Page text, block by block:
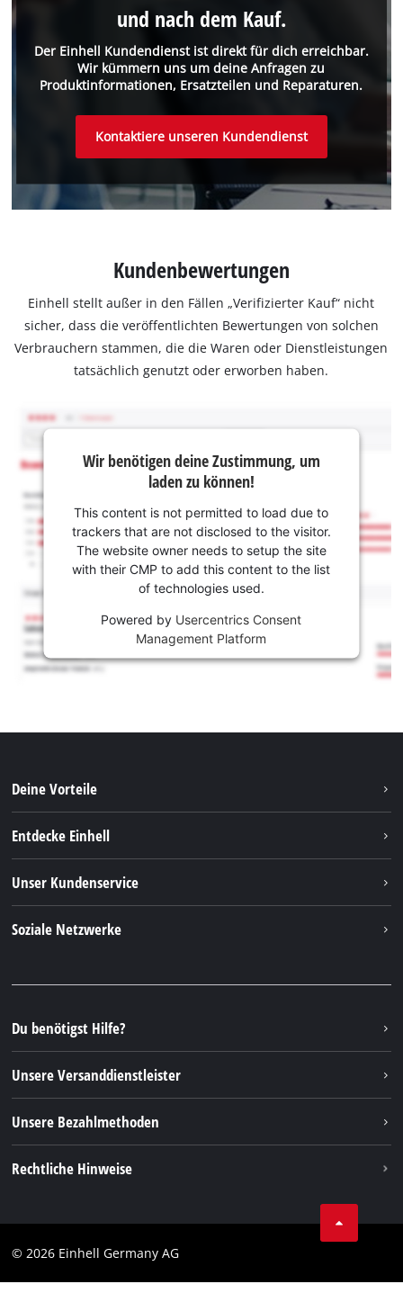
Der Einhell Kundendienst ist direkt für dich erreichbar.
Wir kümmern uns um deine Anfragen zu
Produktinformationen, Ersatzteilen und Reparaturen.
und nach dem Kauf.
Kontaktiere unseren Kundendienst
Kundenbewertungen
Einhell stellt außer in den Fällen „Verifizierter Kauf“ nicht
sicher, dass die veröffentlichten Bewertungen von solchen
Verbrauchern stammen, die die Waren oder Dienstleistungen
tatsächlich genutzt oder erworben haben.
Wir benötigen deine Zustimmung, um
laden zu können!
This content is not permitted to load due to
trackers that are not disclosed to the visitor.
The website owner needs to setup the site
with their CMP to add this content to the list
of technologies used.
Powered by Usercentrics Consent
Management Platform
Deine Vorteile
Entdecke Einhell
Nachhaltigkeit
Unser Kundenservice
FAQs
Rücksendungen / Widerruf
Verpackungsrichtlinien
Hinweise zur Batterieentsorgung
Vertrag widerrufen
Soziale Netzwerke
Instagram
TikTok
Pinterest
Linkedin
Du benötigst Hilfe?
Unsere Versanddienstleister
Unsere Bezahlmethoden
Rechtliche Hinweise
Impressum
© 2026 Einhell Germany AG